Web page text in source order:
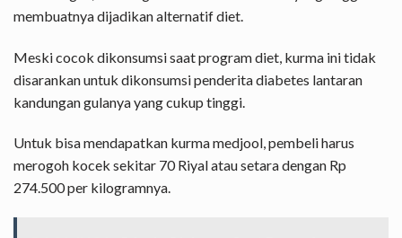
membuatnya dijadikan alternatif diet.
Meski cocok dikonsumsi saat program diet, kurma ini tidak
disarankan untuk dikonsumsi penderita diabetes lantaran
kandungan gulanya yang cukup tinggi.
Untuk bisa mendapatkan kurma medjool, pembeli harus
merogoh kocek sekitar 70 Riyal atau setara dengan Rp
274.500 per kilogramnya.